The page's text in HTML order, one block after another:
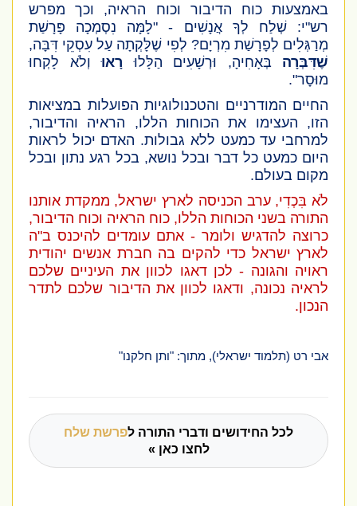
באמצעות כוח הדיבור וכוח הראיה, וכך מפרש
רש"י: שְׁלַח לְךָ אֲנָשִׁים - "לָמָּה נִסְמְכָה פָּרָשַׁת
מְרַגְּלִים לְפָרָשַׁת מִרְיָם? לְפִי שֶׁלָּקְתָה עַל עִסְקֵי דִּבָּה,
שֶׁדִּבְּרָהבְּאָחִיהָ, וּרְשָׁעִים הַלָּלוּרָאוּוְלֹא לָקְחוּ
מוּסָר".
החיים המודרניים והטכנולוגיות הפועלות במציאות
הזו, העצימו את הכוחות הללו, הראיה והדיבור,
למרחבי עד כמעט ללא גבולות. האדם יכול לראות
היום כמעט כל דבר ובכל נושא, בכל רגע נתון ובכל
מקום בעולם.
לֹא בִּכְדִי, ערב הכניסה לארץ ישראל, ממקדת אותנו
התורה בשני הכוחות הללו, כוח הראיה וכוח הדיבור,
כרוצה להדגיש ולומר - אתם עומדים להיכנס ב"ה
לארץ ישראל כדי להקים בה חברת אנשים יהודית
ראויה והגונה - לכן דאגו לכוון את העיניים שלכם
לראיה נכונה, ודאגו לכוון את הדיבור שלכם לתדר
הנכון.
אבי רט (תלמוד ישראלי), מתוך: "ותן חלקנו"
לכל החידושים ודברי התורה לפרשת שלח
לחצו כאן »